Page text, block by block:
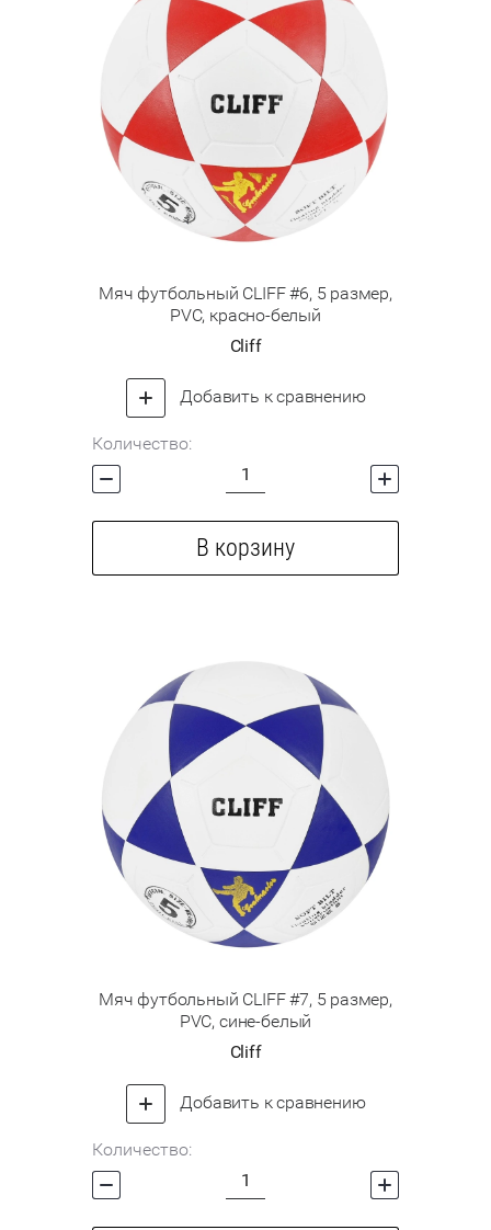
Мяч футбольный CLIFF #6, 5 размер,
PVC, красно-белый
Cliff
Добавить к сравнению
Количество:
В корзину
Мяч футбольный CLIFF #7, 5 размер,
PVC, сине-белый
Cliff
Добавить к сравнению
Количество: